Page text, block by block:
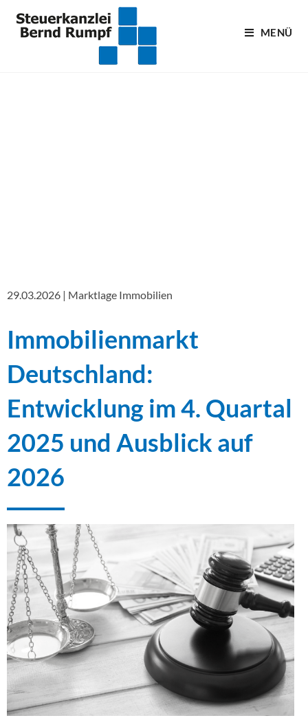
MENÜ
29.03.2026 | Marktlage Immobilien
Immobilienmarkt
Deutschland:
Entwicklung im 4. Quartal
2025 und Ausblick auf
2026